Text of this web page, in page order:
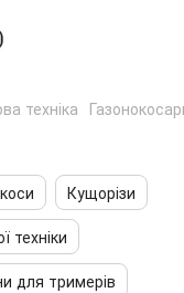
техніка
Кущорізи
техніки
для тримерів